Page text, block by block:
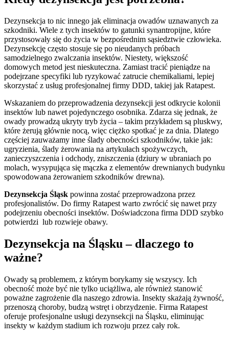
Dezynsekcja to nic innego jak eliminacja owadów uznawanych za
szkodniki. Wiele z tych insektów to gatunki synantropijne, które
przystosowały się do życia w bezpośrednim sąsiedztwie człowieka.
Dezynsekcję często stosuje się po nieudanych próbach
samodzielnego zwalczania insektów. Niestety, większość
domowych metod jest nieskuteczna. Zamiast tracić pieniądze na
podejrzane specyfiki lub ryzykować zatrucie chemikaliami, lepiej
skorzystać z usług profesjonalnej firmy DDD, takiej jak Ratapest.
Wskazaniem do przeprowadzenia dezynsekcji jest odkrycie kolonii
insektów lub nawet pojedynczego osobnika. Zdarza się jednak, że
owady prowadzą ukryty tryb życia – takim przykładem są pluskwy,
które żerują głównie nocą, więc ciężko spotkać je za dnia. Dlatego
częściej zauważamy inne ślady obecności szkodników, takie jak:
ugryzienia, ślady żerowania na artykułach spożywczych,
zanieczyszczenia i odchody, zniszczenia (dziury w ubraniach po
molach, wysypująca się mączka z elementów drewnianych budynku
spowodowana żerowaniem szkodników drewna).
Dezynsekcja Śląsk powinna zostać przeprowadzona przez
profesjonalistów. Do firmy Ratapest warto zwrócić się nawet przy
podejrzeniu obecności insektów. Doświadczona firma DDD szybko
potwierdzi lub rozwieje obawy.
Dezynsekcja na Śląsku – dlaczego to
ważne?
Owady są problemem, z którym borykamy się wszyscy. Ich
obecność może być nie tylko uciążliwa, ale również stanowić
poważne zagrożenie dla naszego zdrowia. Insekty skażają żywność,
przenoszą choroby, budzą wstręt i obrzydzenie. Firma Ratapest
oferuje profesjonalne usługi dezynsekcji na Śląsku, eliminując
insekty w każdym stadium ich rozwoju przez cały rok.